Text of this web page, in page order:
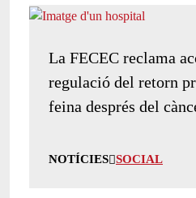
La FECEC reclama
regulació del retorn
feina després del
NOTÍCIES SOCIAL